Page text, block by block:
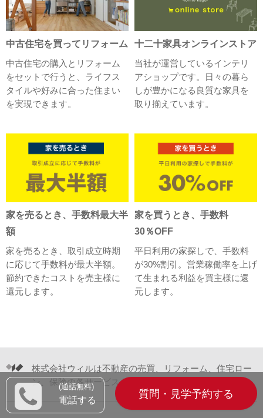
(通話無料)
電話する
質問・見学予約する
中古住宅を買ってリフォーム
中古住宅の購入とリフォーム
をセットで行うと、ライフス
タイルや好みに合った住まい
を実現できます。
十二十家具オンラインストア
当社が運営しているインテリ
アショップです。日々の暮ら
しが豊かになる良質な家具を
取り揃えています。
家を売るとき、手数料最大半
額
家を売るとき、取引成立時期
に応じて手数料が最大半額。
節約できたコストを売主様に
還元します。
家を買うとき、手数料
30％OFF
平日利用の家探しで、手数料
が30%割引。営業稼働率を上げ
て生まれる利益を買主様に還
元します。
株式会社ウィルは不動産の売買、リフォーム、住宅ロー
ン、保険の各サービスをワンストップでご提供します。